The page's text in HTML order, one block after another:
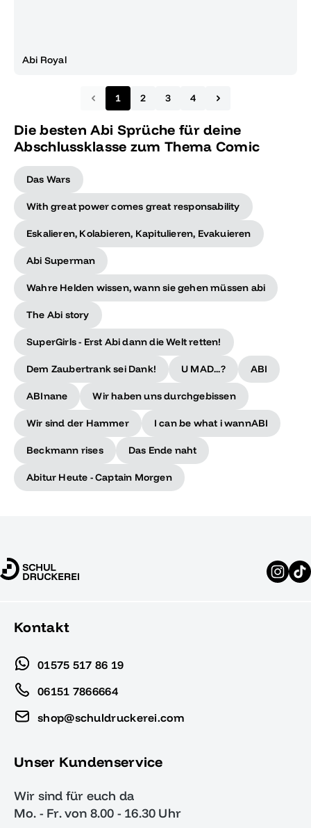
Abi Royal
1 2 3 4
Die besten Abi Sprüche für deine
Abschlussklasse zum Thema Comic
Das Wars
With great power comes great responsability
Eskalieren, Kolabieren, Kapitulieren, Evakuieren
Abi Superman
Wahre Helden wissen, wann sie gehen müssen abi
The Abi story
SuperGirls - Erst Abi dann die Welt retten!
Dem Zaubertrank sei Dank! U MAD...? ABI
ABInane Wir haben uns durchgebissen
Wir sind der Hammer I can be what i wannABI
Beckmann rises Das Ende naht
Abitur Heute - Captain Morgen
Kontakt
01575 517 86 19
06151 7866664
shop@schuldruckerei.com
Unser Kundenservice
Wir sind für euch da
Mo. - Fr. von 8.00 - 16.30 Uhr